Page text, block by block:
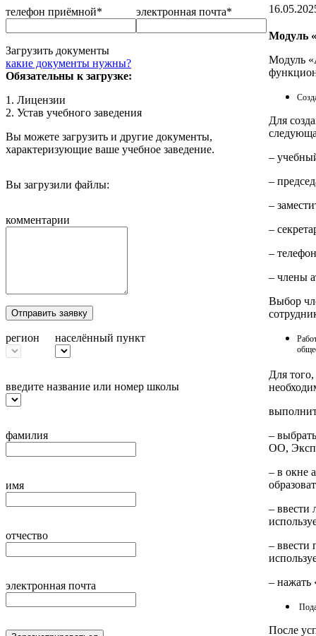
телефон приёмной* электронная почта*
Загрузить документы
какие документы нужны?
Обязательны к загрузке:
1. Лицензии
2. Устав учебного заведения
Вы можете загрузить и другие документы,
характеризующие ваше учебное заведение.
Вы загрузили файлы:
комментарии
Отправить заявку
регион населённый пункт
введите название или номер школы
фамилия
имя
отчество
электронная почта
Модуль
Модуль
Для
–
–
–
–
–
– члены
Выбор
Для
–
ОО,
– в окне
– ввести
– ввести
– нажать
После